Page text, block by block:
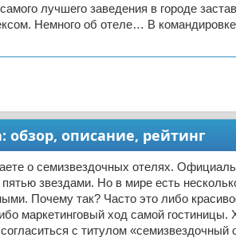
лучшего заведения в городе
Немного об отеле… В
описание, рейтинг
о семизвездочных отелях.
пятью звездами. Но в мире есть
Почему так? Часто это либо
маркетинговый ход самой гостиницы.
с титулом «семизвездочный